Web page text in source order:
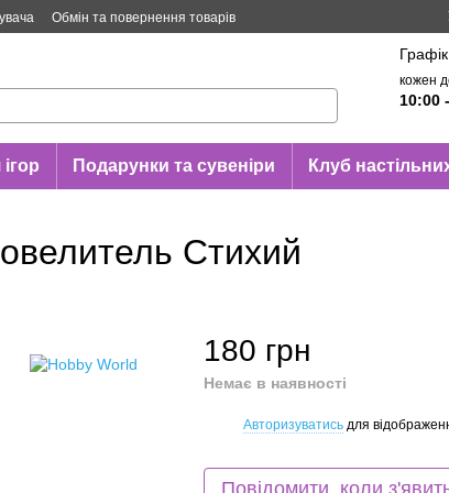
Обмін та повернення товарів
кожен
10:00
Подарунки та сувеніри Клуб
Стихий
180 грн
Немає в наявності
Авторизуватись для
Повідомити, коли